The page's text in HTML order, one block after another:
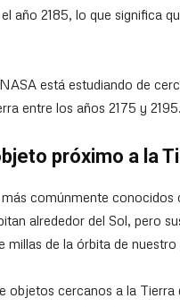
año 2185, lo que significa
está estudiando de
entre los años 2175 y 2195.
próximo a la
comúnmente
alrededor del Sol, pero
millas de la órbita de nuestro
objetos cercanos a la